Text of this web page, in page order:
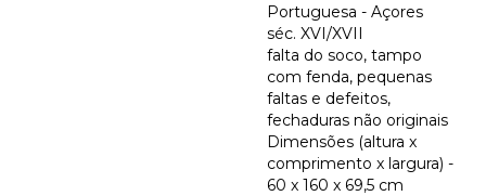
Portuguesa - Açores
séc. XVI/XVII
falta do soco, tampo
com fenda, pequenas
faltas e defeitos,
fechaduras não originais
Dimensões (altura x
comprimento x largura) -
60 x 160 x 69,5 cm